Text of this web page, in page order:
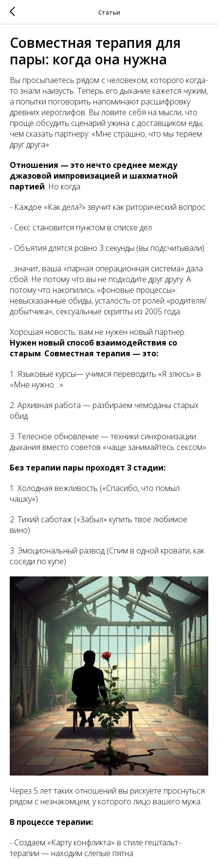
Статьи
Совместная терапия для
пары: когда она нужна
Вы просыпаетесь рядом с человеком, которого когда-
то знали наизусть. Теперь его дыхание кажется чужим,
а попытки поговорить напоминают расшифровку
древних иероглифов. Вы ловите себя на мысли, что
проще обсудить сценарий ужина с доставщиком еды,
чем сказать партнеру: «Мне страшно, что мы теряем
друг друга».
Отношения — это нечто среднее между
джазовой импровизацией и шахматной
партией. Но когда:
- Каждое «Как дела?» звучит как риторический вопрос
- Секс становится пунктом в списке дел
- Объятия длятся ровно 3 секунды (вы подсчитывали)
...значит, ваша «парная операционная система» дала
сбой. Не потому что вы не подходите друг другу. А
потому что накопились «фоновые процессы»:
невысказанные обиды, усталость от ролей «родителя/
добытчика», сексуальные скрипты из 2005 года.
Хорошая новость: вам не нужен новый партнер.
Нужен новый способ взаимодействия со
старым. Совместная терапия — это:
1. Языковые курсы— учимся переводить «Я злюсь» в
«Мне нужно…»
2. Архивная работа — разбираем чемоданы старых
обид
3. Телесное обновление — техники синхронизации
дыхания вместо советов «чаще занимайтесь сексом»
Без терапии пары проходят 3 стадии:
1. Холодная вежливость («Спасибо, что помыл
чашку»)
2. Тихий саботаж («Забыл» купить твоё любимое
вино)
3. Эмоциональный развод (Спим в одной кровати, как
соседи по купе)
Через 5 лет таких отношений вы рискуете проснуться
рядом с незнакомцем, у которого лицо вашего мужа.
В процессе терапии:
- Создаем «Карту конфликта» в стиле гештальт-
терапии — находим слепые пятна